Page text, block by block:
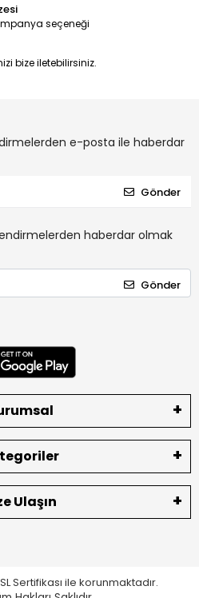
seçeneği
bize iletebilirsiniz.
e-posta ile haberdar
Gönder
haberdar olmak
Gönder
Ulaşın
Sertifikası ile korunmaktadır.